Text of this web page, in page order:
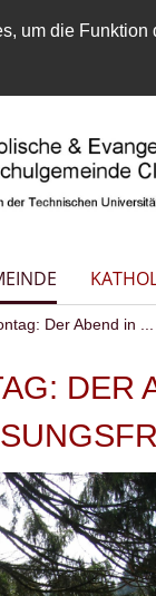
um die
Der Abend in ...
DER